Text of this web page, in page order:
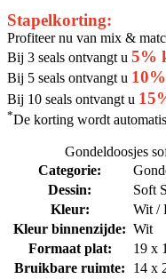
Stapelkorting:
Profiteer nu van mix &
Bij 3 seals ontvangt u 5%
Bij 5 seals ontvangt u
Bij 10 seals ontvangt u
*De korting wordt
Gondeldoosjes
Categorie:
Dessin:
Soft
Kleur:
Wit /
Kleur binnenzijde: Wit
Formaat plat:
19 x
Bruikbare ruimte:
14 x